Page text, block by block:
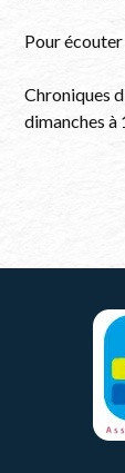
Pour
Chroniques
dimanches à